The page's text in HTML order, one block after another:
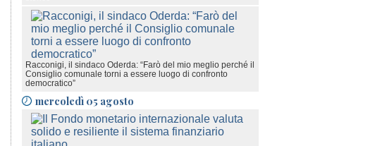
Racconigi, il sindaco Oderda: “Farò del mio meglio perché il
Consiglio comunale torni a essere luogo di confronto
democratico”
mercoledì 05 agosto